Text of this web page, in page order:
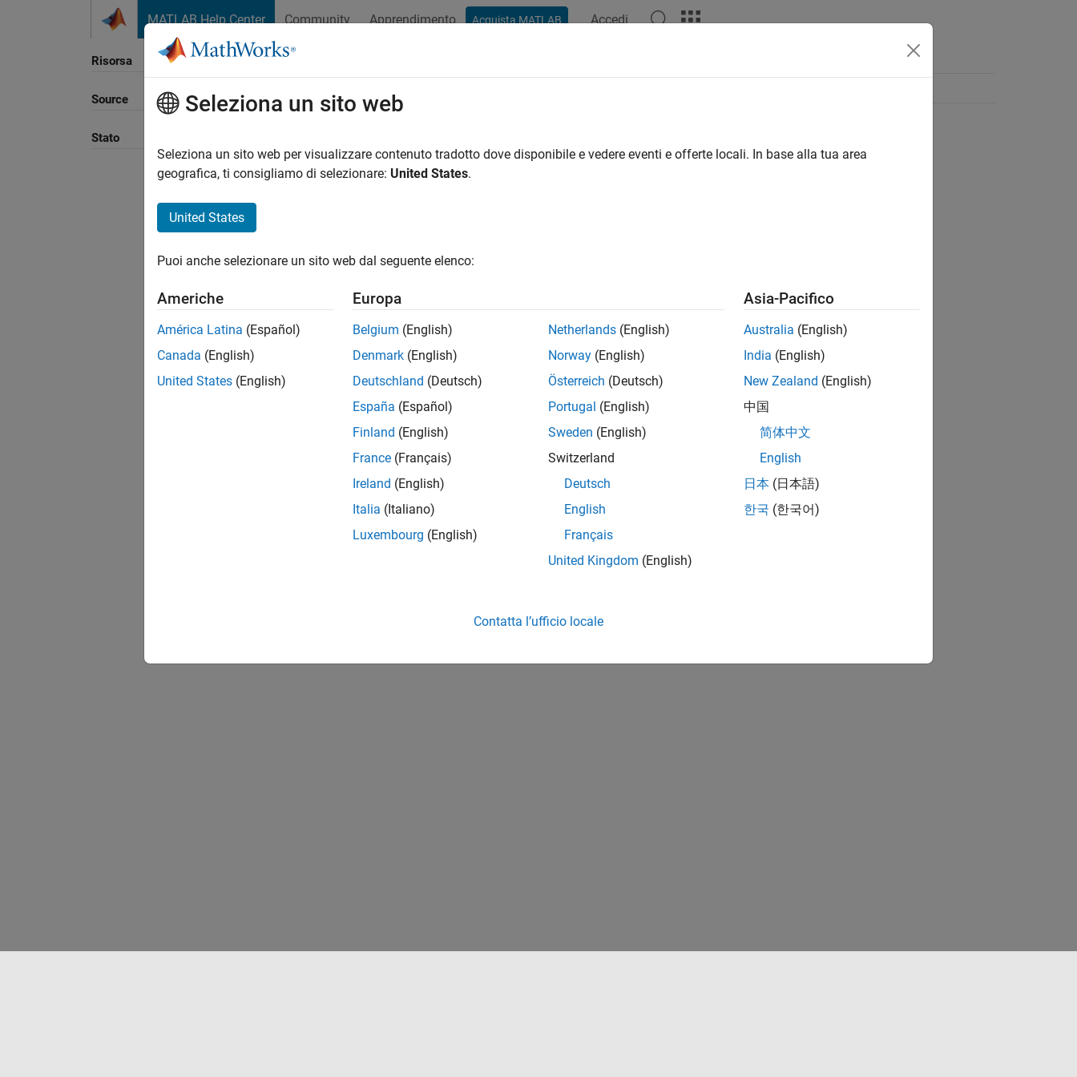
MATLAB Help Center Community Apprendimento Acquista MATLAB Accedi
Risorsa
Source
Stato
Seleziona un sito web
Seleziona un sito web per visualizzare contenuto tradotto dove disponibile e vedere eventi e offerte locali. In base alla tua area
geografica, ti consigliamo di selezionare: United States.
United States
Puoi anche selezionare un sito web dal seguente elenco:
Americhe
América Latina (Español)
Canada (English)
United States (English)
Europa
Belgium (English)
Denmark (English)
Deutschland (Deutsch)
España (Español)
Finland (English)
France (Français)
Ireland (English)
Italia (Italiano)
Luxembourg (English)
Netherlands (English)
Norway (English)
Österreich (Deutsch)
Portugal (English)
Sweden (English)
Switzerland
Deutsch
English
Français
United Kingdom (English)
Asia-Pacifico
Australia (English)
India (English)
New Zealand (English)
中国
简体中文
English
日本 (日本語)
한국 (한국어)
Contatta l’ufficio locale